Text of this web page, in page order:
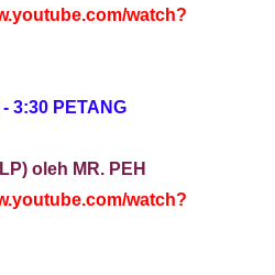
watch?
3:30 PETANG
oleh MR. PEH
watch?